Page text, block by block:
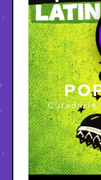
Curaduría